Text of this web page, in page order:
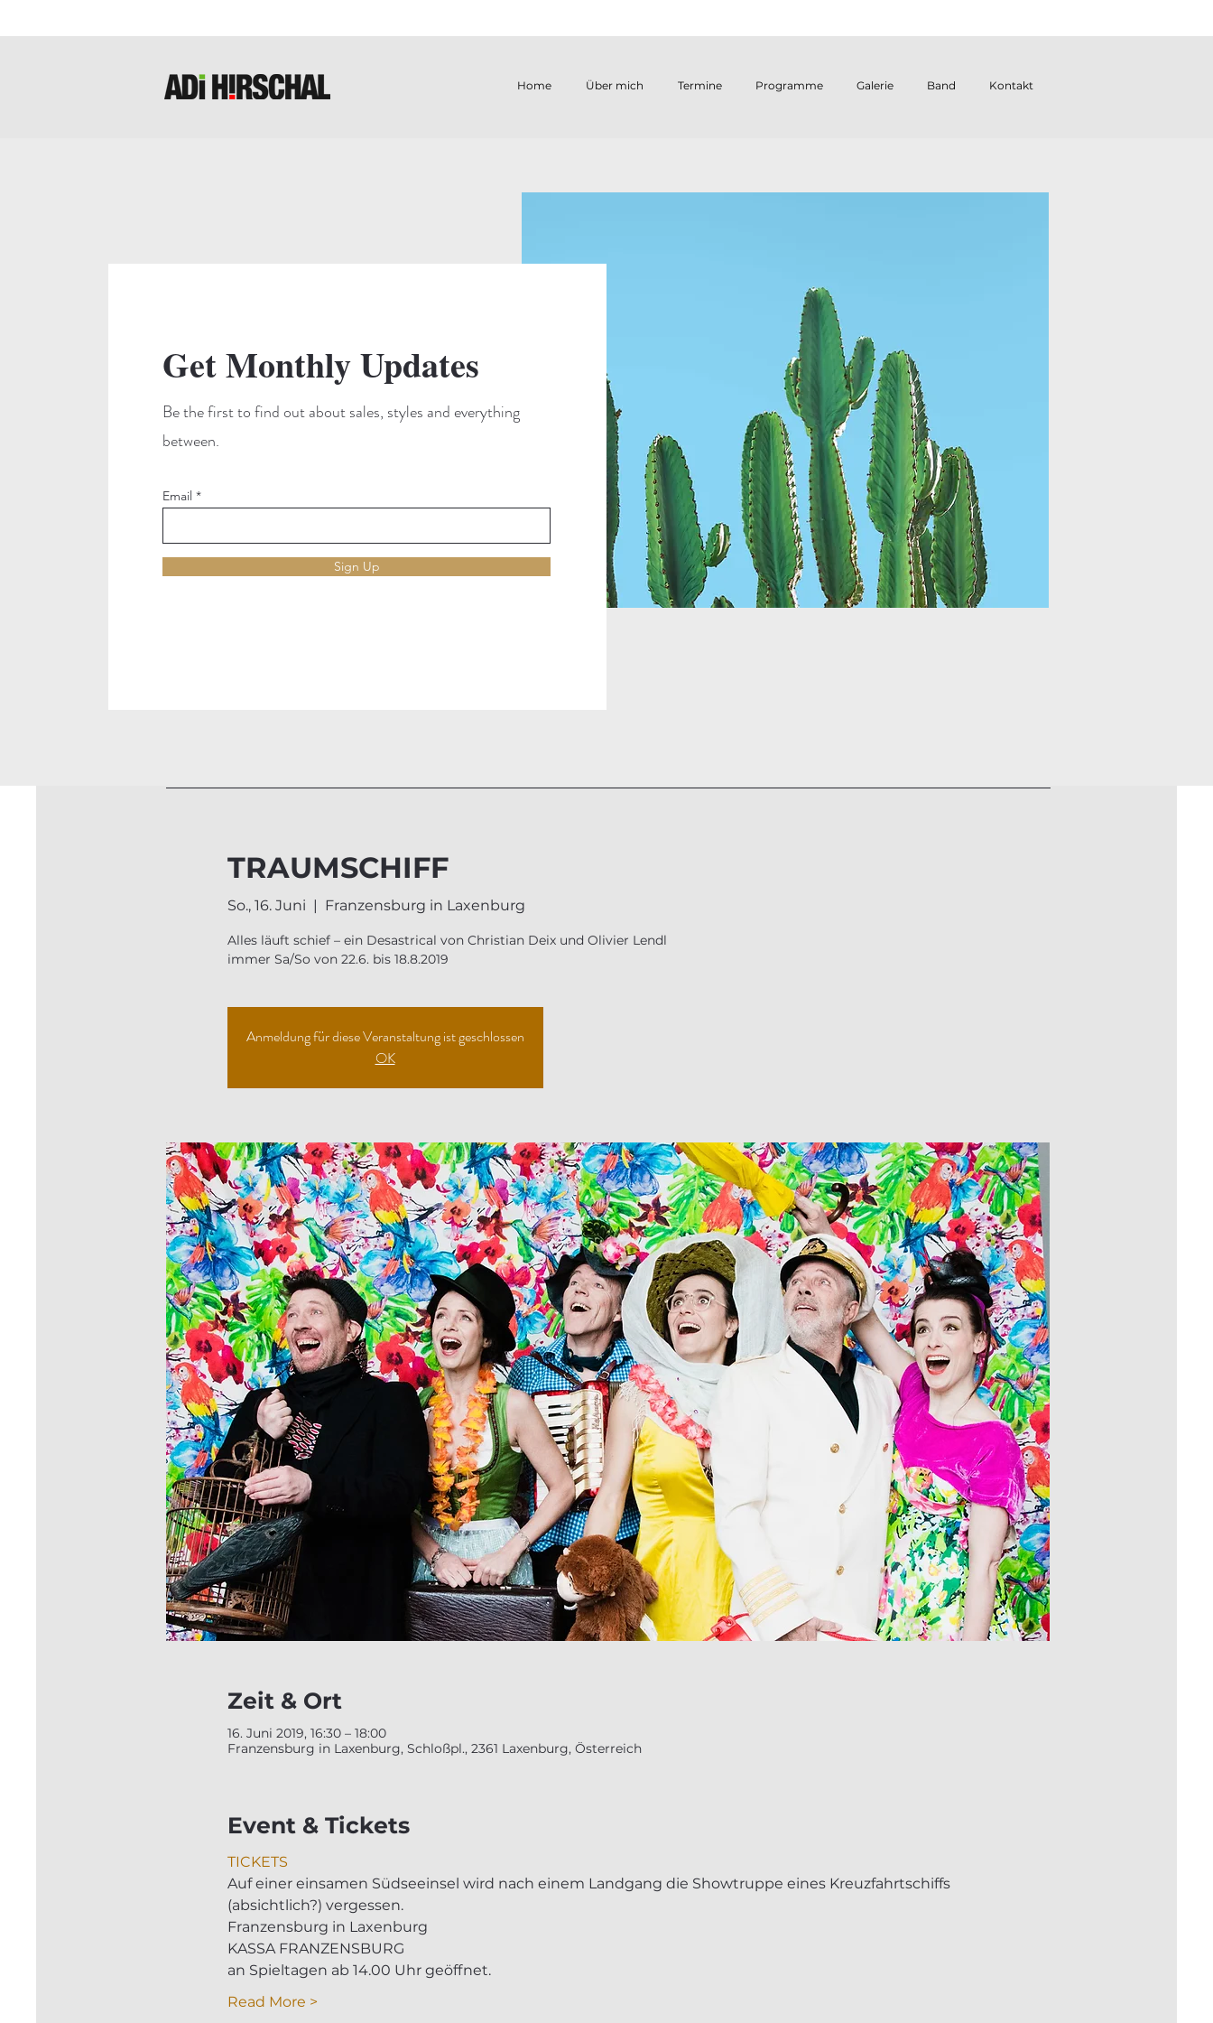
Home Über mich Termine Programme Galerie Band Kontakt
Get Monthly Updates
Be the first to find out about sales, styles and everything
between.
Email
Sign Up
TRAUMSCHIFF
So., 16. Juni
  |
Franzensburg in Laxenburg
Alles läuft schief – ein Desastrical von Christian Deix und Olivier Lendl
Anmeldung für diese Veranstaltung ist geschlossen
OK
Zeit & Ort
16. Juni 2019, 16:30 – 18:00
Franzensburg in Laxenburg, Schloßpl., 2361 Laxenburg, Österreich
Event & Tickets
TICKETS
Auf einer einsamen Südseeinsel wird nach einem Landgang die Showtruppe eines Kreuzfahrtschiffs
(absichtlich?) vergessen.
Franzensburg in Laxenburg
KASSA FRANZENSBURG
an Spieltagen ab 14.00 Uhr geöffnet.
Read More >